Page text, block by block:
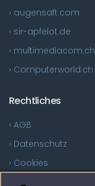
› augensaft.com
› sir-apfelot.de
› multimediacom.ch
› Computerworld.ch
Rechtliches
› AGB
› Datenschutz
› Cookies